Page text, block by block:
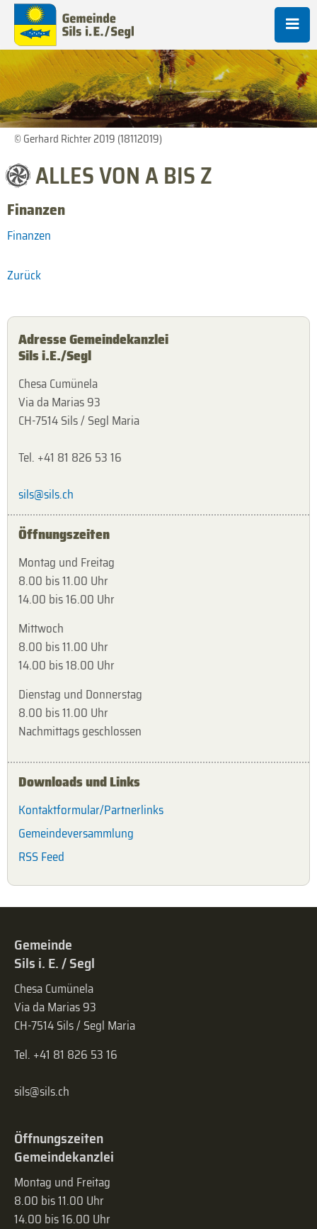
© Gerhard Richter 2019 (18112019)
ALLES VON A BIS Z
Finanzen
Finanzen
Zurück
Adresse Gemeindekanzlei
Sils i.E./Segl
Chesa Cumünela
Via da Marias 93
CH-7514 Sils / Segl Maria
Tel. +41 81 826 53 16
sils@sils.ch
Öffnungszeiten
Montag und Freitag
8.00 bis 11.00 Uhr
14.00 bis 16.00 Uhr
Mittwoch
8.00 bis 11.00 Uhr
14.00 bis 18.00 Uhr
Dienstag und Donnerstag
8.00 bis 11.00 Uhr
Nachmittags geschlossen
Downloads und Links
Kontaktformular/Partnerlinks
Gemeindeversammlung
RSS Feed
Gemeinde
Sils i. E. / Segl
Chesa Cumünela
Via da Marias 93
CH-7514 Sils / Segl Maria
Tel. +41 81 826 53 16
sils@sils.ch
Öffnungszeiten
Gemeindekanzlei
Montag und Freitag
8.00 bis 11.00 Uhr
14.00 bis 16.00 Uhr